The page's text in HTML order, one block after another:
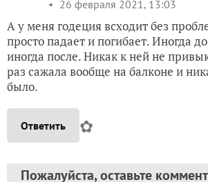
26 февраля 2021, 13:03
А у меня годеция всходит без
просто падает и погибает. Иногда
иногда после. Никак к ней не
раз сажала вообще на балконе и
было.
Ответить ✿
Пожалуйста, оставьте